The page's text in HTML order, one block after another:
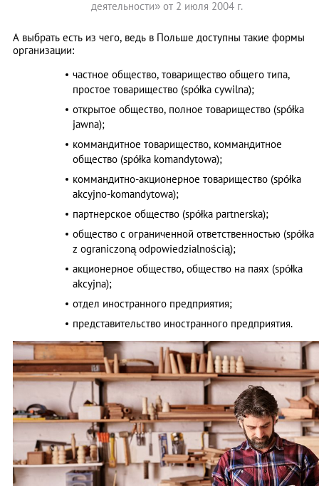
деятельности» от 2 июля 2004 г.
А выбрать есть из чего, ведь в Польше доступны такие формы
организации:
частное общество, товарищество общего типа,
простое товарищество (spółka cywilna);
открытое общество, полное товарищество (spółka
jawna);
коммандитное товарищество, коммандитное
общество (spółka komandytowa);
коммандитно-акционерное товарищество (spółka
akcyjno-komandytowa);
партнерское общество (spółka partnerska);
общество с ограниченной ответственностью (spółka
z ograniczoną odpowiedzialnością);
акционерное общество, общество на паях (spółka
akcyjna);
отдел иностранного предприятия;
представительство иностранного предприятия.